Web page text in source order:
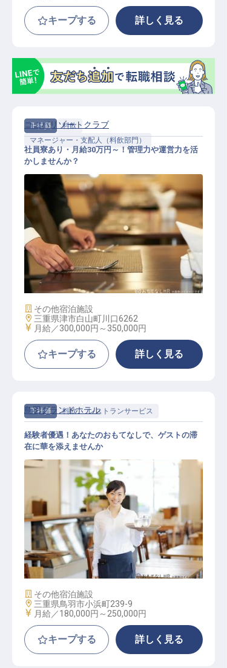
キープする 詳しく見る
正社員
料飲
マネージャー・支配人（料飲部門）
レストランマネージャー
ココパリゾートクラブ
社員寮あり・月給30万円～！管理力や運営力を活
かしませんか？
施設業態
その他宿泊施設
勤務地
三重県津市白山町川口6262
給与
月給／300,000円～ 350,000円
キープする 詳しく見る
正社員 料飲 レストランサービス
レストランサービス
鳥羽グランドホテル
経験者優遇！あなたのおもてなしで、ゲストの滞
在に華を添えませんか
施設業態
その他宿泊施設
勤務地
三重県鳥羽市小浜町239-9
給与
月給／180,000円～ 250,000円
キープする 詳しく見る